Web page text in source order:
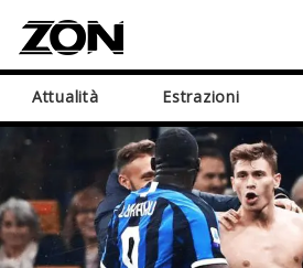
Attualità Estrazioni